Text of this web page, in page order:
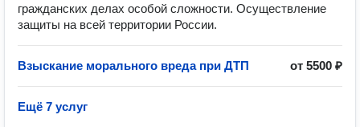
гражданских делах особой сложности. Осуществление
защиты на всей территории России.
Взыскание морального вреда при ДТП от 5500 ₽
Ещё 7 услуг